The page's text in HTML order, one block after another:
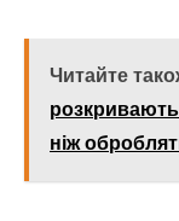
Читайте
розкривають
ніж